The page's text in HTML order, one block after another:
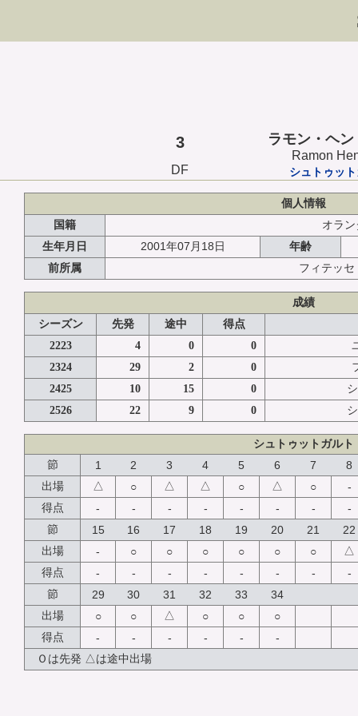
3 ラモン・ヘ
Ramon
DF
シュトゥッ
個人情報
国籍
オラン
生年月日
2001年07月18日
年齢
前所属
フィテッセ
成績
シーズン
先発 途中
得点
2223
4 0 0
2324
29 2 0
2425
10 15 0
2526
22 9 0
シュトゥットガルト
節
1 2 3 4 5 6 7 8
出場 △ ○ △ △ ○ △ ○ -
得点 - - - - - - - -
節 15 16 17 18 19 20 21 22
出場 - ○ ○ ○ ○ ○ ○ △
得点 - - - - - - - -
節 29 30 31 32 33 34
出場 ○ ○ △ ○ ○ ○
得点 - - - - -
-
Ｏは先発 △は途中出場